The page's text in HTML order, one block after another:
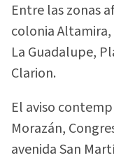
Entre las zonas
colonia
La Guadalupe,
Clarion.
El aviso
Morazán,
avenida San